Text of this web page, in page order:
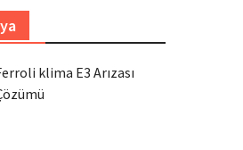
klima E3 Arızası